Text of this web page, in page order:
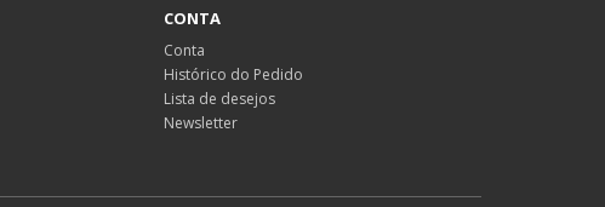
CONTA
Conta
Histórico do Pedido
Lista de desejos
Newsletter